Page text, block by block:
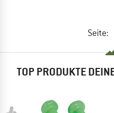
Seite:
TOP PRODUKTE